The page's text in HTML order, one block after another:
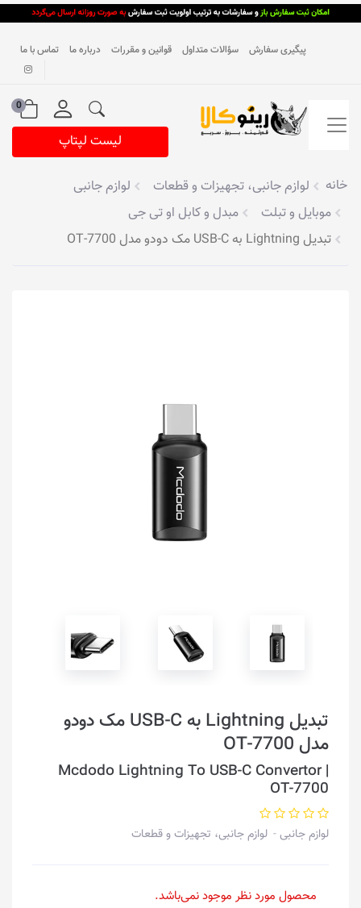
پیگیری سفارش سؤالات متداول قوانین و مقررات درباره ما تماس با ما
0
لیست لپتاپ
خانه لوازم جانبی، تجهیزات و قطعات
لوازم جانبی
موبایل و تبلت
مبدل و کابل او تی جی
تبدیل Lightning به USB-C مک دودو مدل OT-7700
تبدیل Lightning به USB-C مک دودو
مدل OT-7700
Mcdodo Lightning To USB-C Convertor |
OT-7700
لوازم جانبی لوازم جانبی، تجهیزات و قطعات
محصول مورد نظر موجود نمی‌باشد.